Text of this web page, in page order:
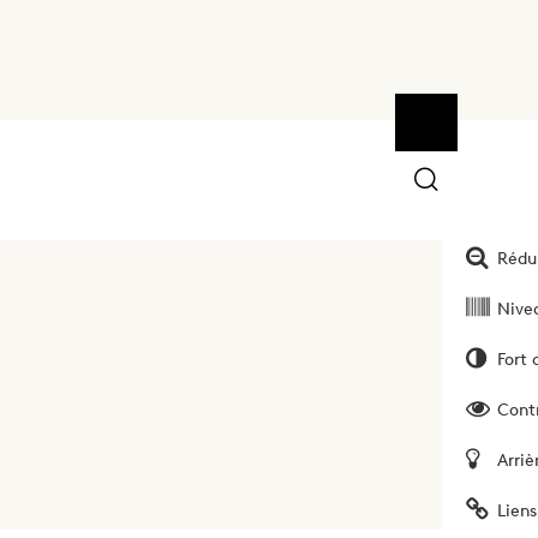
Ouvrir la
Fort